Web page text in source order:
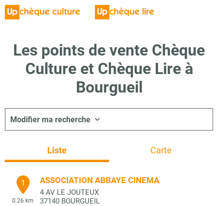
Les points de vente Chèque
Culture et Chèque Lire à
Bourgueil
Modifier ma recherche
Liste Carte
1
0.26 km
ASSOCIATION ABBAYE CINEMA
4 AV LE JOUTEUX
37140 BOURGUEIL